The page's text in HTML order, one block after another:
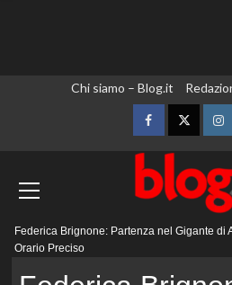
Chi siamo – Blog.it
FacebookTwitter
principale
Federica Brignone: Partenza nel Gigante di
Orario Preciso